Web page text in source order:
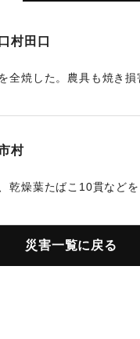
村田口
全焼した。農具も焼き損
村
乾燥葉たばこ10貫などを
災害一覧に戻る